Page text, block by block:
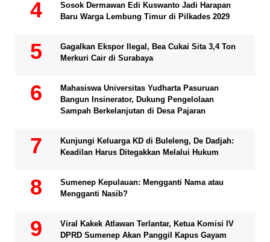
Sosok Dermawan Edi Kuswanto Jadi Harapan
Baru Warga Lembung Timur di Pilkades 2029
Gagalkan Ekspor Ilegal, Bea Cukai Sita 3,4 Ton
Merkuri Cair di Surabaya
Mahasiswa Universitas Yudharta Pasuruan
Bangun Insinerator, Dukung Pengelolaan
Sampah Berkelanjutan di Desa Pajaran
Kunjungi Keluarga KD di Buleleng, De Dadjah:
Keadilan Harus Ditegakkan Melalui Hukum
Sumenep Kepulauan: Mengganti Nama atau
Mengganti Nasib?
Viral Kakek Atlawan Terlantar, Ketua Komisi IV
DPRD Sumenep Akan Panggil Kapus Gayam